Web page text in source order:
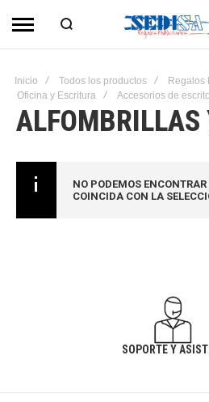
Inicio Todos los productos
Regalos
Oficina y Escritura
Accesorios de
ALFOMBRILLAS
NO PODEMOS
COINCIDA CON LA
SOPORTE Y